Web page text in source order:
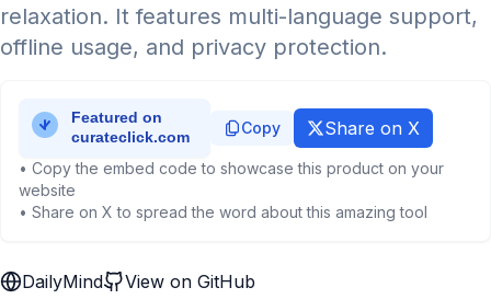
relaxation. It features multi-language support,
offline usage, and privacy protection.
Copy Share on X
• Copy the embed code to showcase this product on your
website
• Share on X to spread the word about this amazing tool
DailyMind View on GitHub